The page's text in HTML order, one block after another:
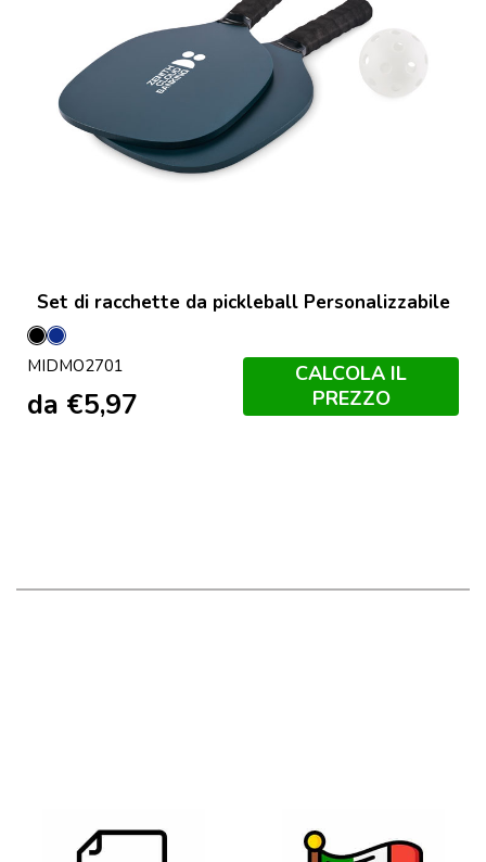
Set di racchette da pickleball Personalizzabile
NeroFrancese
Navy
MIDMO2701
da €5,97
CALCOLA IL
PREZZO